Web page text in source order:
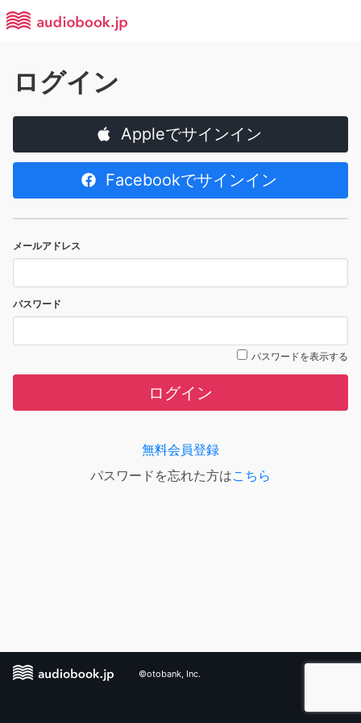
ログイン
Appleでサインイン
Facebookでサインイン
メールアドレス
パスワード
パスワードを表示する
ログイン
無料会員登録
パスワードを忘れた方はこちら
©otobank, Inc.